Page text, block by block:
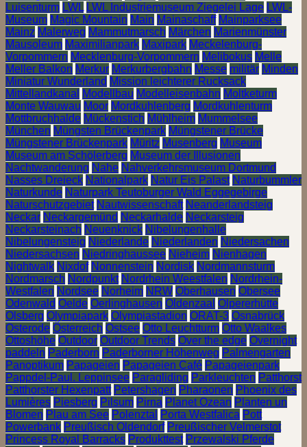
Luisenturm LWL LWL Industriemuseum Ziegelei Lage LWL-
Museum Magic Mountain Main Mainaschaff Mainparksee
Mainz Malerweg Mammutmarsch Märchen Marienmünster
Mausoleum Maximilianpark Maxipark Meckelenburg-
Vorpommern Mecklenburg-Vorpommern Melibokus Melle
Meller Balkon Merkur Merkurbergbahn Messe militär Minden
Miniatur Wunderland Mission leichterer Rucksack
Mittellandkanal
Modellbau Modelleisenbahn Moltketurm
Monte Wauwau Moor Mordkuhlenberg Mordkuhlenturm
Mottbruchhalde Mückenstich Mühlheim Mummelsee
München Müngsten Brückenpark Müngstener Brücke
Müngstener Brückenpark Müritz Musenberg Museum
Museum am Schölerberg Museum der Illusionen
Nachtwanderung Nahe Nahverkehrsmuseum Dortmund
Nasses Dreieck Nationalpark Natur Eis Palast Naturbummler
Naturkunde Naturpark Teutoburger Wald Eggegebirge
Naturschutzgebiet Nautwissenschaft Neanderlandsteig
Neckar Neckargemünd Neckarhalde Neckarsteig
Neckarsteinach Neuenknick Nibelungenhalle
Nibelungensteig Niederlande Niederlanden Niedersachen
Niedersachsen Niedringhaussee Nieheim Nienhagen
Nightwalk Nixdof Nonnenstein Nordisk Nordmannsturm
Nordmarsch Nordpunkt Nordrhein Weestfalen Nordrhein-
Westfalen Nordsee Norheim NRW Oberhausen Obersee
Odenwald Oelde Oerlinghausen Oldenzaal Olpererhütte
Olsberg Olympiapark Olympiastadion ORAT-3 Osnabrück
Osterode Österreich Ostsee Otto Leuchtturm Otto Waalkes
Ottoshöhe Outdoor Outdoor Trends Over the edge Overnight
paddeln Paderborn Paderborner Höhenweg Palmengarten
Panoptikum Papageien Papageien Café Papageienpark
Pappdel-Paul. Leppinsee Paragliding Parkleuchten Patthorst
Patthorster Hexenpatt Petershagen Pharaonen Phoenix des
Lumières Piesberg Pilsum Pirna Planet Ozean Planten un
Blomen Plau am See Polenztal Porta Westfalica Pott
Powerbank Preußisch Oldendorf Preußischer Velmerstot
Princess Royal Barracks Produkttest Przewalski Pferde